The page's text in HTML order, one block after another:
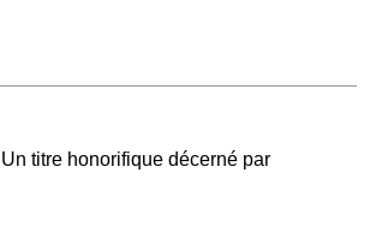
titre honorifique décerné par